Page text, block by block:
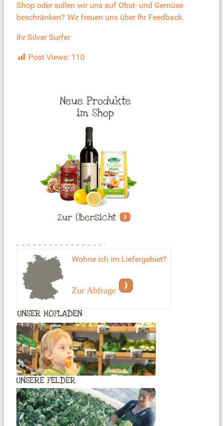
Shop oder sollen wir uns auf Obst- und Gemüse
beschränken? Wir freuen uns über Ihr Feedback.
Ihr Silver Surfer
Post Views: 110
Wohne ich im Liefergebiet?
Zur Abfrage